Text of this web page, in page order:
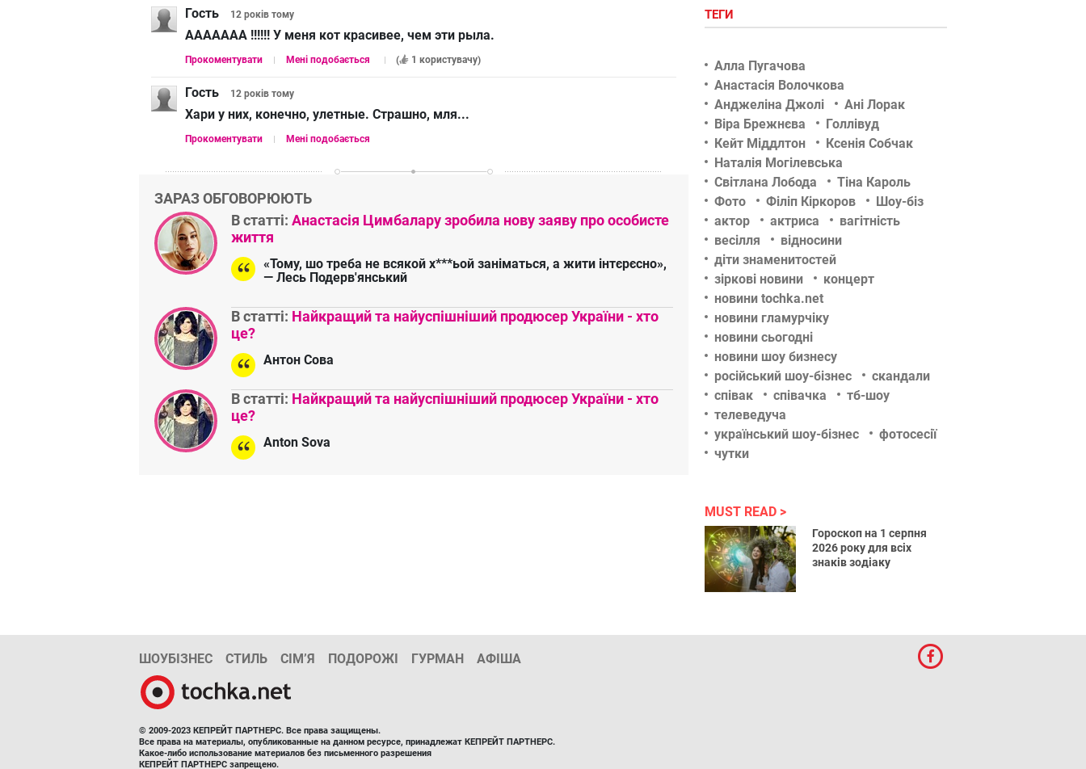
Гость 12 років тому
ААААААА !!!!!! У меня кот красивее, чем эти рыла.
Прокоментувати Мені подобається ( 1 користувачу)
Гость 12 років тому
Хари у них, конечно, улетные. Страшно, мля...
Прокоментувати Мені подобається
ЗАРАЗ ОБГОВОРЮЮТЬ
В статті: Анастасія Цимбалару зробила нову заяву про особисте
життя
«Тому, шо треба не всякой х***ьой заніматься, а жити інтєрєсно»,
— Лесь Подерв'янський
В статті: Найкращий та найуспішніший продюсер України - хто
це?
Антон Сова
В статті: Найкращий та найуспішніший продюсер України - хто
це?
Anton Sova
ТЕГИ
Алла Пугачова
Анастасія Волочкова
Анджеліна Джолі
Ані Лорак
Віра Брежнєва
Голлівуд
Кейт Міддлтон
Ксенія Собчак
Наталія Могілевська
Світлана Лобода
Тіна Кароль
Фото
Філіп Кіркоров
Шоу-біз
актор
актриса
вагітність
весілля
відносини
діти знаменитостей
зіркові новини
концерт
новини tochka.net
новини гламурчіку
новини сьогодні
новини шоу бизнесу
російський шоу-бізнес
скандали
співак
співачка
тб-шоу
телеведуча
український шоу-бізнес
фотосесії
чутки
MUST READ
Гороскоп на 1 серпня
2026 року для всіх
знаків зодіаку
ШОУБІЗНЕС СТИЛЬ СІМ’Я ПОДОРОЖІ ГУРМАН АФІША
© 2009-2023 КЕПРЕЙТ ПАРТНЕРС. Все права защищены.
Все права на материалы, опубликованные на данном ресурсе, принадлежат КЕПРЕЙТ ПАРТНЕРС.
Какое-либо использование материалов без письменного разрешения
КЕПРЕЙТ ПАРТНЕРС запрещено.